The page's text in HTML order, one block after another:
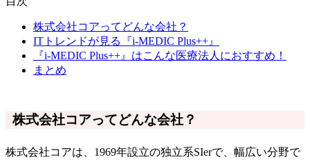
株式会社コアってどんな会社？
ITトレンドが見る『i-MEDIC Plus++』
『i-MEDIC Plus++』はこんな医療法人におすすめ！
まとめ
株式会社コアってどんな会社？
株式会社コアは、1969年設立の独立系SIerで、幅広い分野で